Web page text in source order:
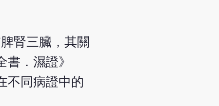
腎三臟，其關
．濕證》
不同病證中的